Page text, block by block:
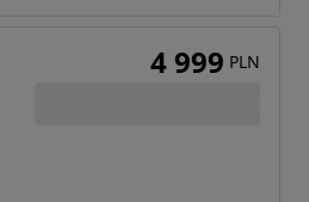
4 999 PLN